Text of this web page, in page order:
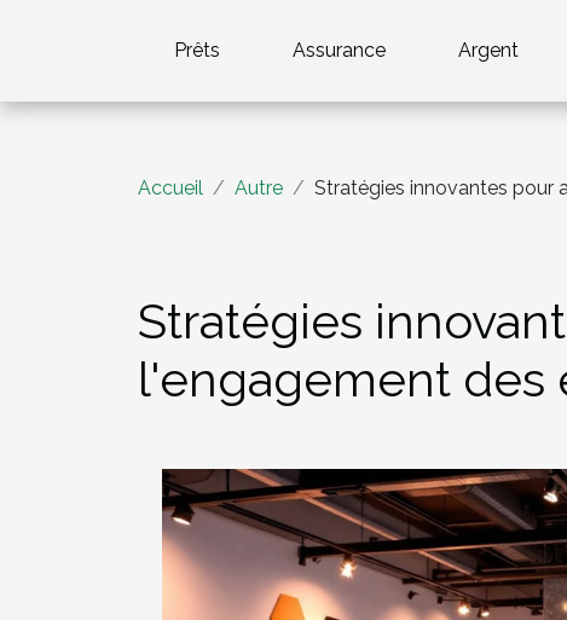
Prêts Assurance Argent
Accueil Autre Stratégies innovantes pour
Stratégies
l'engagement des